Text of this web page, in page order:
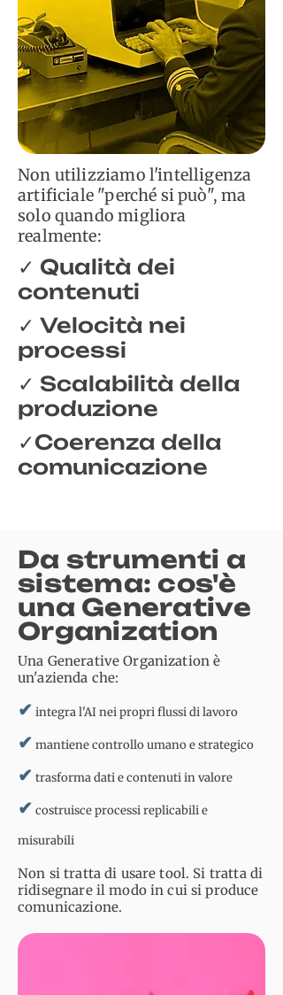
Non utilizziamo l'intelligenza
artificiale "perché si può", ma
solo quando migliora
realmente:
✓ Qualità dei
contenuti​
✓ Velocità nei
processi​
✓ Scalabilità della
produzione​
✓Coerenza della
comunicazione​
Da strumenti a
sistema: cos'è
una Generative
Organization
Una Generative Organization è
un'azienda che:
✔ integra l'AI nei propri flussi di lavoro
✔ mantiene controllo umano e strategico
✔ trasforma dati e contenuti in valore
✔ costruisce processi replicabili e
misurabili
Non si tratta di usare tool. Si tratta di
ridisegnare il modo in cui si produce
comunicazione.